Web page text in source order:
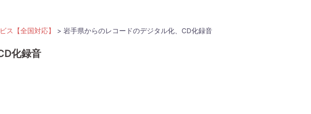
ス【全国対応】 > 岩手県からのレコードのデジタル化、CD化録音
化録音